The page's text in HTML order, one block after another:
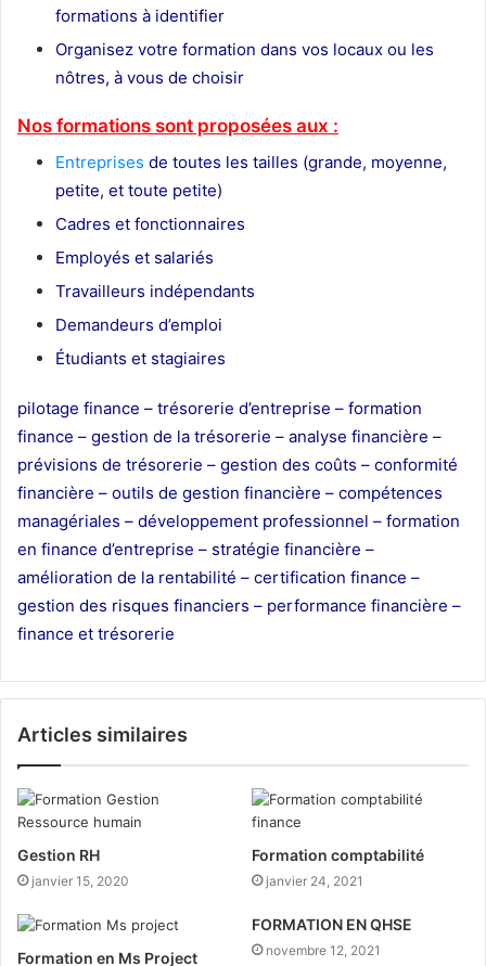
formations à identifier
Organisez votre formation dans vos locaux ou les
nôtres, à vous de choisir
Nos formations sont proposées aux :
Entreprises de toutes les tailles (grande, moyenne,
petite, et toute petite)
Cadres et fonctionnaires
Employés et salariés
Travailleurs indépendants
Demandeurs d’emploi
Étudiants et stagiaires
pilotage finance – trésorerie d’entreprise – formation
finance – gestion de la trésorerie – analyse financière –
prévisions de trésorerie – gestion des coûts – conformité
financière – outils de gestion financière – compétences
managériales – développement professionnel – formation
en finance d’entreprise – stratégie financière –
amélioration de la rentabilité – certification finance –
gestion des risques financiers – performance financière –
finance et trésorerie
Articles similaires
Gestion RH
janvier 15, 2020
Formation comptabilité
janvier 24, 2021
Formation en Ms Project
FORMATION EN QHSE
novembre 12, 2021